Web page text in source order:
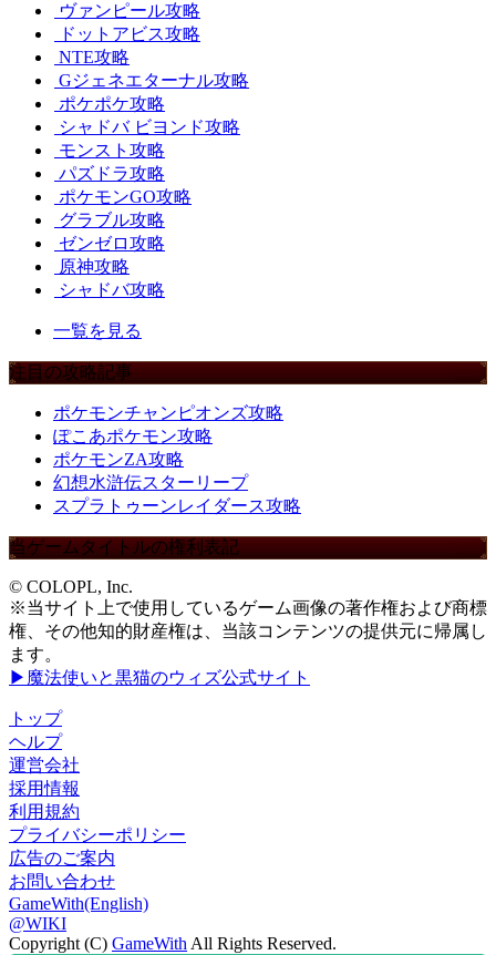
ヴァンピール攻略
ドットアビス攻略
NTE攻略
Gジェネエターナル攻略
ポケポケ攻略
シャドバ ビヨンド攻略
モンスト攻略
パズドラ攻略
ポケモンGO攻略
グラブル攻略
ゼンゼロ攻略
原神攻略
シャドバ攻略
一覧を見る
注目の攻略記事
ポケモンチャンピオンズ攻略
ぽこあポケモン攻略
ポケモンZA攻略
幻想水滸伝スターリープ
スプラトゥーンレイダース攻略
当ゲームタイトルの権利表記
© COLOPL, Inc.
※当サイト上で使用しているゲーム画像の著作権および商標
権、その他知的財産権は、当該コンテンツの提供元に帰属し
ます。
▶魔法使いと黒猫のウィズ公式サイト
トップ
ヘルプ
運営会社
採用情報
利用規約
プライバシーポリシー
広告のご案内
お問い合わせ
GameWith(English)
@WIKI
Copyright (C) GameWith All Rights Reserved.